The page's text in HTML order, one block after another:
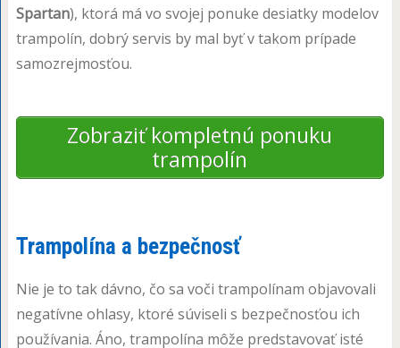
Spartan), ktorá má vo svojej ponuke desiatky modelov
trampolín, dobrý servis by mal byť v takom prípade
samozrejmosťou.
Zobraziť kompletnú ponuku
trampolín
Trampolína a bezpečnosť
Nie je to tak dávno, čo sa voči trampolínam objavovali
negatívne ohlasy, ktoré súviseli s bezpečnosťou ich
používania. Áno, trampolína môže predstavovať isté